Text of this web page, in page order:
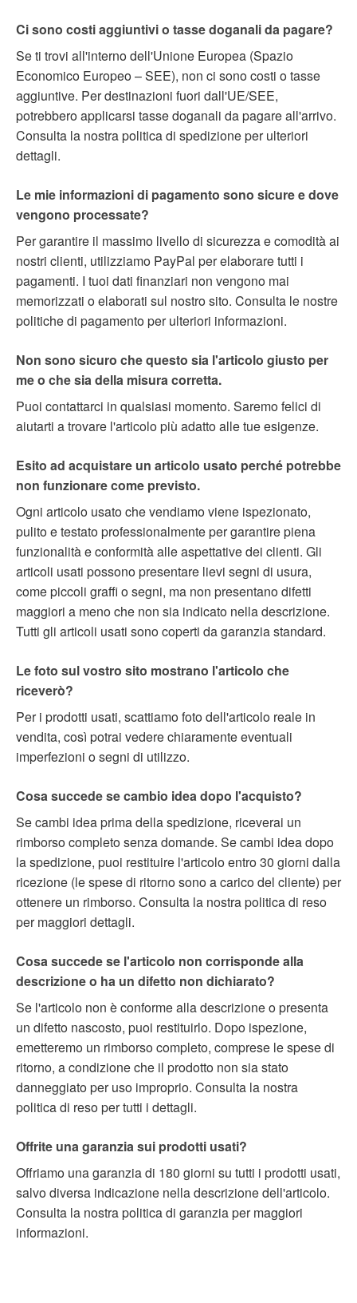
Ci sono costi aggiuntivi o tasse doganali da pagare?
Se ti trovi all'interno dell'Unione Europea (Spazio
Economico Europeo – SEE), non ci sono costi o tasse
aggiuntive. Per destinazioni fuori dall'UE/SEE,
potrebbero applicarsi tasse doganali da pagare all'arrivo.
Consulta la nostra politica di spedizione per ulteriori
dettagli.
Le mie informazioni di pagamento sono sicure e dove
vengono processate?
Per garantire il massimo livello di sicurezza e comodità ai
nostri clienti, utilizziamo PayPal per elaborare tutti i
pagamenti. I tuoi dati finanziari non vengono mai
memorizzati o elaborati sul nostro sito. Consulta le nostre
politiche di pagamento per ulteriori informazioni.
Non sono sicuro che questo sia l'articolo giusto per
me o che sia della misura corretta.
Puoi contattarci in qualsiasi momento. Saremo felici di
aiutarti a trovare l'articolo più adatto alle tue esigenze.
Esito ad acquistare un articolo usato perché potrebbe
non funzionare come previsto.
Ogni articolo usato che vendiamo viene ispezionato,
pulito e testato professionalmente per garantire piena
funzionalità e conformità alle aspettative dei clienti. Gli
articoli usati possono presentare lievi segni di usura,
come piccoli graffi o segni, ma non presentano difetti
maggiori a meno che non sia indicato nella descrizione.
Tutti gli articoli usati sono coperti da garanzia standard.
Le foto sul vostro sito mostrano l'articolo che
riceverò?
Per i prodotti usati, scattiamo foto dell'articolo reale in
vendita, così potrai vedere chiaramente eventuali
imperfezioni o segni di utilizzo.
Cosa succede se cambio idea dopo l'acquisto?
Se cambi idea prima della spedizione, riceverai un
rimborso completo senza domande. Se cambi idea dopo
la spedizione, puoi restituire l'articolo entro 30 giorni dalla
ricezione (le spese di ritorno sono a carico del cliente) per
ottenere un rimborso. Consulta la nostra politica di reso
per maggiori dettagli.
Cosa succede se l'articolo non corrisponde alla
descrizione o ha un difetto non dichiarato?
Se l'articolo non è conforme alla descrizione o presenta
un difetto nascosto, puoi restituirlo. Dopo ispezione,
emetteremo un rimborso completo, comprese le spese di
ritorno, a condizione che il prodotto non sia stato
danneggiato per uso improprio. Consulta la nostra
politica di reso per tutti i dettagli.
Offrite una garanzia sui prodotti usati?
Offriamo una garanzia di 180 giorni su tutti i prodotti usati,
salvo diversa indicazione nella descrizione dell'articolo.
Consulta la nostra politica di garanzia per maggiori
informazioni.